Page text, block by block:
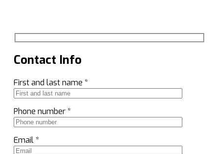
Contact Info
First and last name *
Phone number *
Email *